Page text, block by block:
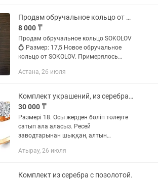
Продам обручальное кольцо от Sokolov
8 000 ₸
Продам обручальное кольцо SOKOLOV
💍 Размер: 17,5 Новое обручальное
кольцо от SOKOLOV. Примерялось
подошло по размеру. Пломба снята,
Астана, 26 июля
Комплект украшений, из серебра с позолотой
30 000 ₸
Размері 18. Осы жерден бөліп төлеуге
сатып ала аласыз. Ресей
заводтарынан шыққан, алтын
925 - сынамалы күміс. Сақина, Жүзік,
Атырау, 26 июля
Комплект из серебра с позолотой.